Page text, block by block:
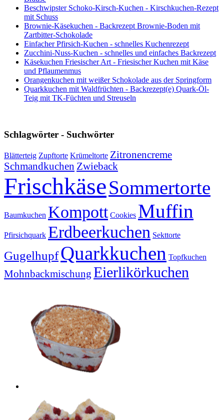
Beschwipster Schoko-Kirsch-Kuchen - Kirschkuchen-Rezept
mit Schuss
Brownie-Käsekuchen - Backrezept Brownie-Boden mit
Zartbitter-Schokolade
Einfacher Pfirsich-Kuchen - schnelles Kuchenrezept
Zucchini-Nuss-Kuchen - schnelles und einfaches Backrezept
Käsekuchen Friesischer Art - Friesischer Kuchen mit Käse
und Pflaumenmus
Orangenkuchen mit weißer Schokolade aus der Springform
Quarkkuchen mit Waldfrüchten - Backrezept(e) Quark-Öl-
Teig mit TK-Füchten und Streuseln
Schlagwörter - Suchwörter
Blätterteig Zupftorte Krümeltorte Zitronencreme
Schmandkuchen Zwieback
FrischkäseSommertorte
Baumkuchen Kompott Cookies Muffin
Pfirsichquark Erdbeerkuchen Sekttorte
GugelhupfQuarkkuchen Topfkuchen
Mohnbackmischung Eierlikörkuchen